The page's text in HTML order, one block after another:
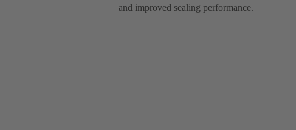
and improved sealing performance.